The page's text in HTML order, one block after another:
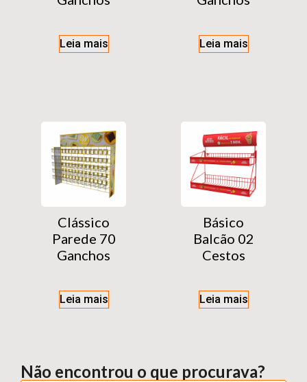
Leia mais Leia mais
Clássico
Parede 70
Ganchos
Leia mais
Básico
Balcão 02
Cestos
Leia mais
Não encontrou o que procurava?